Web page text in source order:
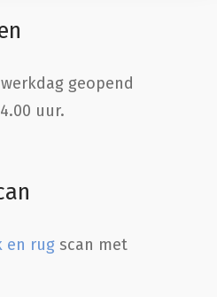
geopend
uur.
en rug scan met